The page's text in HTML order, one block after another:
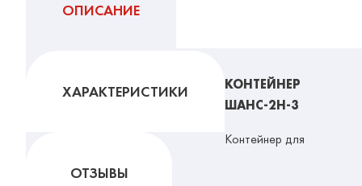
ОПИСАНИЕ
ХАРАКТЕРИСТИКИ
ОТЗЫВЫ
КОНТЕЙНЕР
ШАНС-2Н-3
Контейнер для